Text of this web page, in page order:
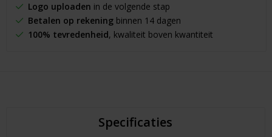
Logo uploaden in de volgende stap
Betalen op rekeningbinnen 14 dagen
100% tevredenheid, kwaliteit boven kwantiteit
Specificaties